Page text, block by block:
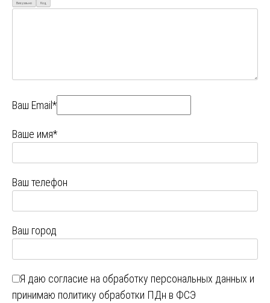
Визуально Код
Ваш Email*
Ваше имя*
Ваш телефон
Ваш город
Я даю согласие на обработку персональных данных и
принимаю политику обработки ПДн в ФСЭ